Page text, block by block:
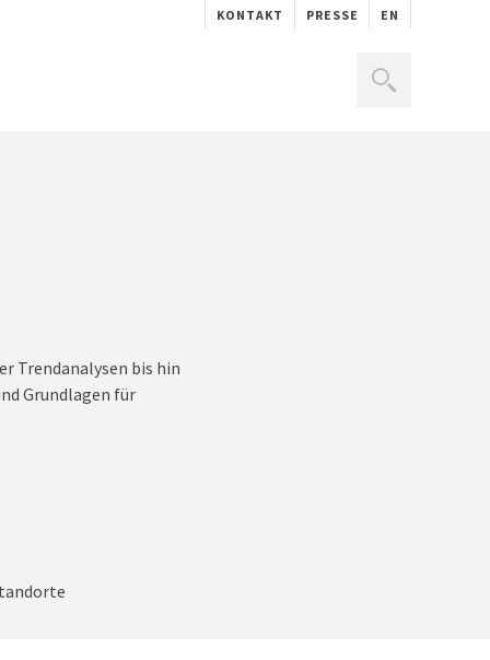
KONTAKT PRESSE EN
Trendanalysen bis hin
Grundlagen für